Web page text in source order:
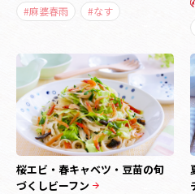
#麻婆春雨 #なす
桜エビ・春キャベツ・豆苗の旬
づくしビーフン